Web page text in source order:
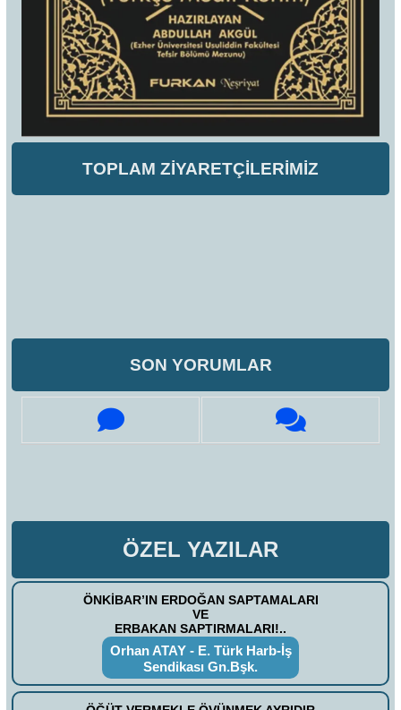
TOPLAM ZİYARETÇİLERİMİZ
SON YORUMLAR
ÖZEL YAZILAR
ÖNKİBAR’IN ERDOĞAN SAPTAMALARI
VE
ERBAKAN SAPTIRMALARI!..
Orhan ATAY - E. Türk Harb-İş
Sendikası Gn.Bşk.